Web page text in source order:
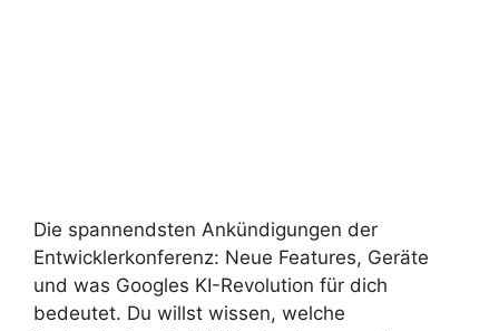
Die spannendsten Ankündigungen der
Entwicklerkonferenz: Neue Features, Geräte
und was Googles KI-Revolution für dich
bedeutet. Du willst wissen, welche